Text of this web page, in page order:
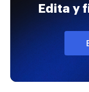
Edita y